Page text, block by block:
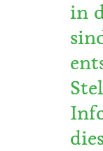
in